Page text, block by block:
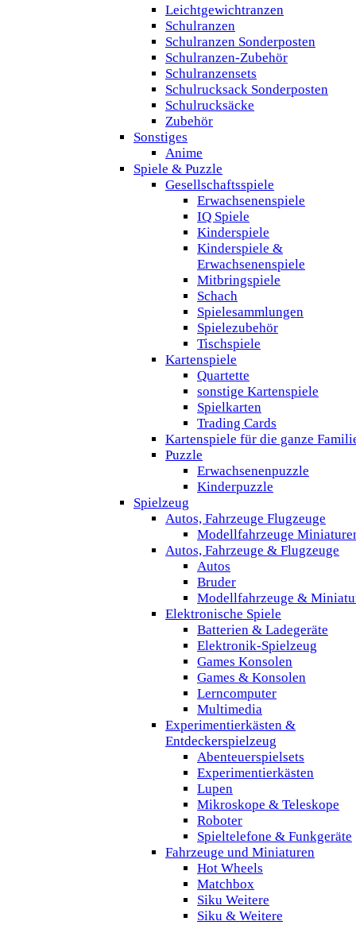
Leichtgewichtranzen
Schulranzen
Schulranzen Sonderposten
Schulranzen-Zubehör
Schulranzensets
Schulrucksack Sonderposten
Schulrucksäcke
Zubehör
Sonstiges
Anime
Spiele & Puzzle
Gesellschaftsspiele
Erwachsenenspiele
IQ Spiele
Kinderspiele
Kinderspiele &
Erwachsenenspiele
Mitbringspiele
Schach
Spielesammlungen
Spielezubehör
Tischspiele
Kartenspiele
Quartette
sonstige Kartenspiele
Spielkarten
Trading Cards
Kartenspiele für die ganze
Puzzle
Erwachsenenpuzzle
Kinderpuzzle
Spielzeug
Autos, Fahrzeuge Flugzeuge
Modellfahrzeuge
Autos, Fahrzeuge & Flugzeuge
Autos
Bruder
Modellfahrzeuge &
Elektronische Spiele
Batterien & Ladegeräte
Elektronik-Spielzeug
Games Konsolen
Games & Konsolen
Lerncomputer
Multimedia
Experimentierkästen &
Entdeckerspielzeug
Abenteuerspielsets
Experimentierkästen
Lupen
Mikroskope & Teleskope
Roboter
Spieltelefone & Funkgeräte
Fahrzeuge und Miniaturen
Hot Wheels
Matchbox
Siku Weitere
Siku & Weitere